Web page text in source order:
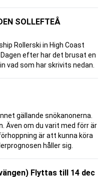
SOLLEFTEÅ
Rollerski in High Coast
efter har det brusat en
vad som har skrivits nedan.
gällande snökanonerna.
Även om du varit med förr är
är att kunna köra
håller sig.
Flyttas till 14 dec